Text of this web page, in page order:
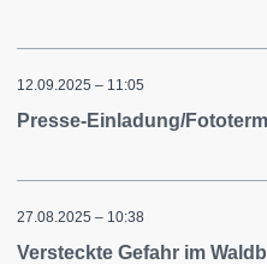
12.09.2025 – 11:05
Presse-Einladung/
27.08.2025 – 10:38
Versteckte Gefahr im